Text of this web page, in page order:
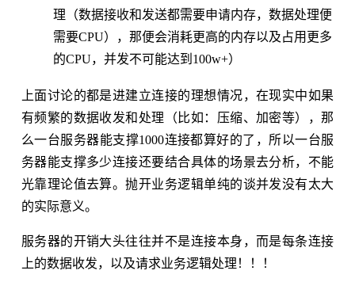
理（数据接收和发送都需要申请内存，数据处理便
需要CPU），那便会消耗更高的内存以及占用更多
的CPU，并发不可能达到100w+）
上面讨论的都是进建立连接的理想情况，在现实中如果
有频繁的数据收发和处理（比如：压缩、加密等），那
么一台服务器能支撑1000连接都算好的了，所以一台服
务器能支撑多少连接还要结合具体的场景去分析，不能
光靠理论值去算。抛开业务逻辑单纯的谈并发没有太大
的实际意义。
服务器的开销大头往往并不是连接本身，而是每条连接
上的数据收发，以及请求业务逻辑处理！！！